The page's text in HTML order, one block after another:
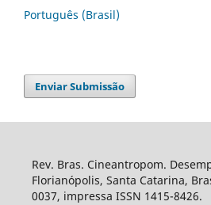
Português (Brasil)
Enviar Submissão
Rev. Bras. Cineantropom.
Florianópolis, Santa Catarina,
0037, impressa ISSN 1415-8426.